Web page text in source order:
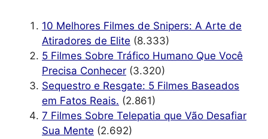
10 Melhores Filmes de Snipers: A Arte de
Atiradores de Elite (8.333)
5 Filmes Sobre Tráfico Humano Que Você
Precisa Conhecer (3.320)
Sequestro e Resgate: 5 Filmes Baseados
em Fatos Reais. (2.861)
7 Filmes Sobre Telepatia que Vão Desafiar
Sua Mente (2.692)